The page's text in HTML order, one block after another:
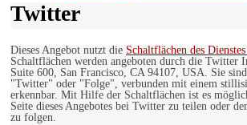
Twitter
Dieses Angebot nutzt die Schaltflächen des
Schaltflächen werden angeboten durch die Twitter
Suite 600, San Francisco, CA 94107, USA. Sie
"Twitter" oder "Folge", verbunden mit einem
erkennbar. Mit Hilfe der Schaltflächen ist es
Seite dieses Angebotes bei Twitter zu teilen oder
zu folgen.